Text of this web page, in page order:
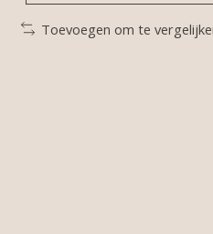
Toevoegen om te